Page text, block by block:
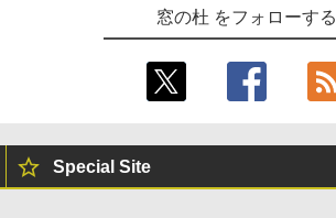
窓の杜 をフォローする
Special Site